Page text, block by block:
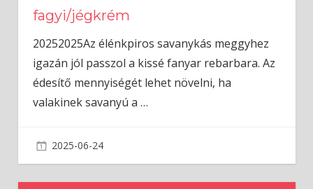
fagyi/jégkrém
20252025Az élénkpiros savanykás meggyhez
igazán jól passzol a kissé fanyar rebarbara. Az
édesítő mennyiségét lehet növelni, ha
valakinek savanyú a …
2025-06-24